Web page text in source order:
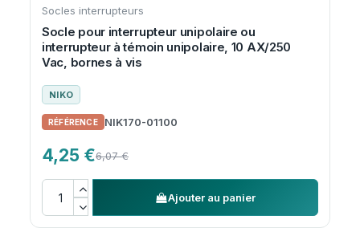
Socles interrupteurs
Socle pour interrupteur unipolaire ou
interrupteur à témoin unipolaire, 10 AX/250
Vac, bornes à vis
NIKO
NIK170-01100
4,25 €6,07 €
Ajouter au panier